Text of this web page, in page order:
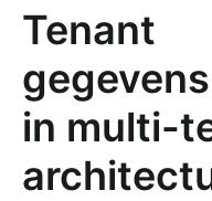
Tenant
in multi-